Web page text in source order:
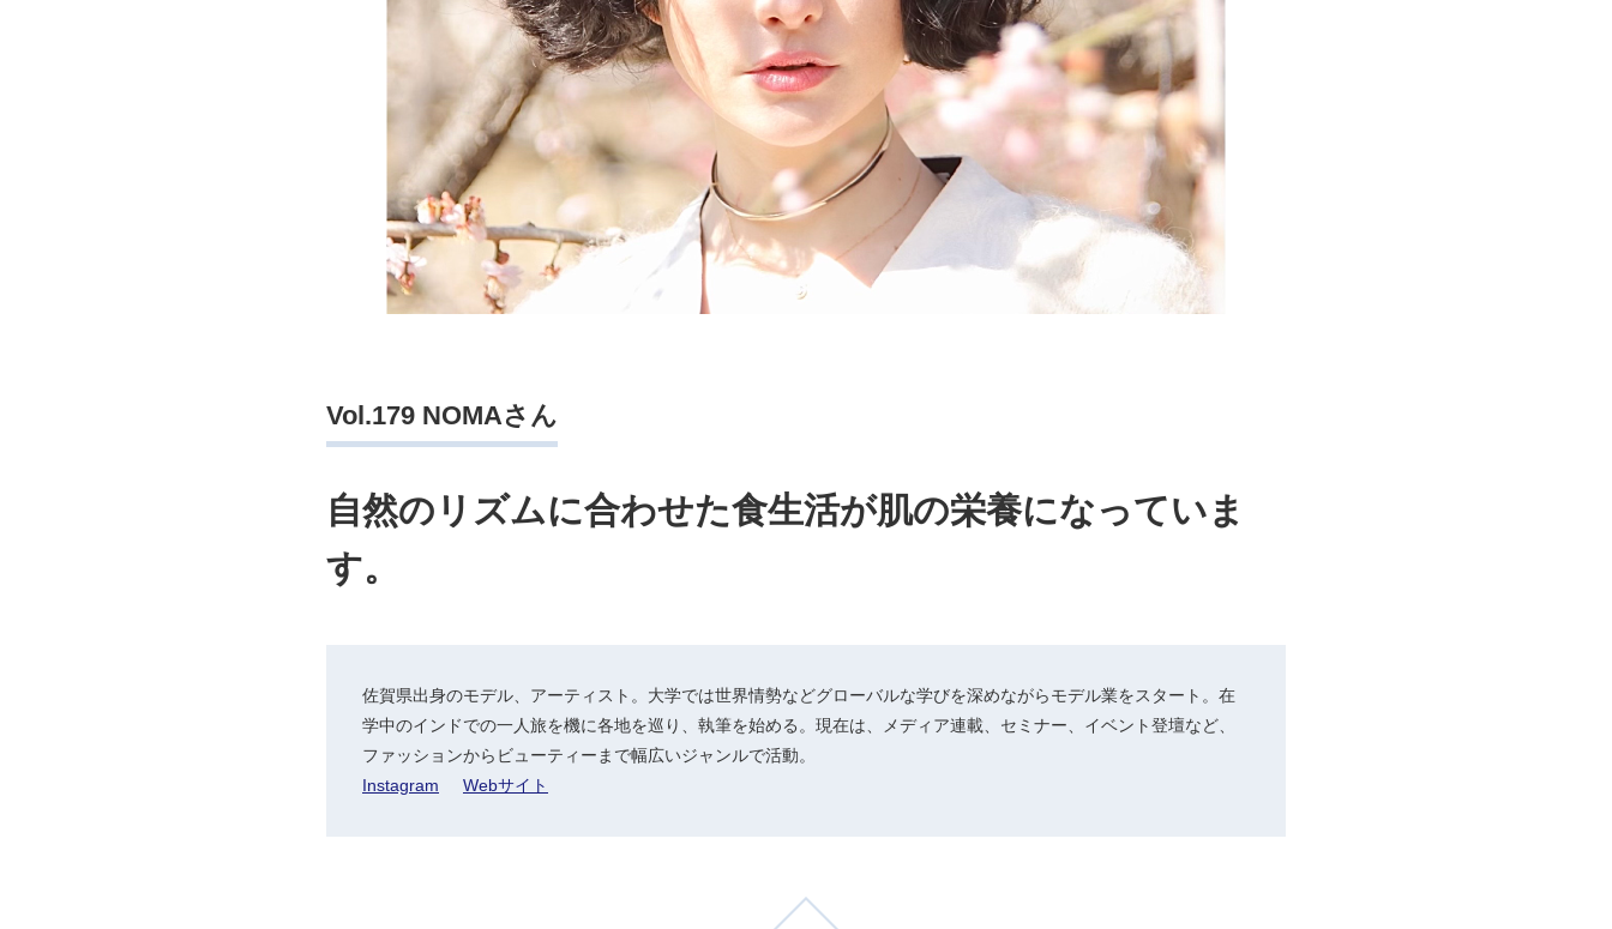
Vol.179 NOMAさん
自然のリズムに合わせた食生活が肌の栄養になっていま
す。
佐賀県出身のモデル、アーティスト。大学では世界情勢などグローバルな学びを深めながらモデル業をスタート。在
学中のインドでの一人旅を機に各地を巡り、執筆を始める。現在は、メディア連載、セミナー、イベント登壇など、
ファッションからビューティーまで幅広いジャンルで活動。
Instagram
Webサイト